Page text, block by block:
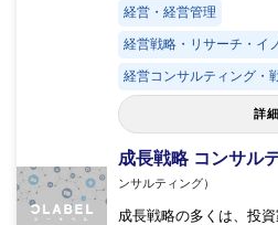
経営・経営管理
経営戦略・リサーチ・イ
経営コンサルティング・
詳
成長戦略 コンサル
ンサルティング）
成長戦略の多くは、投